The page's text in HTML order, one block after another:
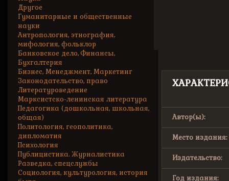
Другое
Гуманитарные и общественные
науки
Антропология, этнография,
мифология, фольклор
Банковское дело, Финансы,
Бухгалтерия
Бизнес, Менеджмент, Маркетинг
Законодательство, право
Литературоведение
Марксистско-ленинская литература
Педагогика (дошкольная, школьная,
общая)
Политология, геополитика,
дипломатия
Психология
Публицистика. Журналистика
Разведка, спецслужбы
Социология, культурология, история
Автор(ы):
Место издания:
Издательство:
Год издания: